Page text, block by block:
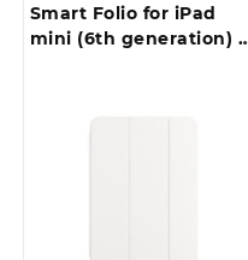
Smart Folio for iPad
mini (6th generation) –